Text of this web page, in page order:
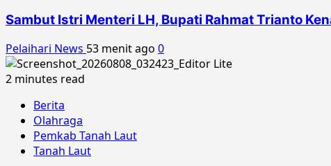
Sambut Istri Menteri LH, Bupati Rahmat Trianto
Pelaihari News 53 menit ago 0
2 minutes read
Berita
Olahraga
Pemkab Tanah Laut
Tanah Laut